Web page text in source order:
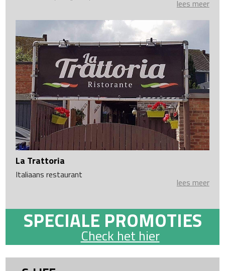
lees meer
La Trattoria
Italiaans restaurant
lees meer
SPECIALE PROMOTIES
Check het hier